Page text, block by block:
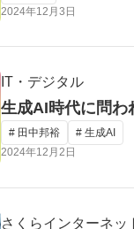
2024年12月3日
IT・デジタル
生成AI時代に問わ
# 田中邦裕
# 生成AI
2024年12月2日
さくらインターネッ